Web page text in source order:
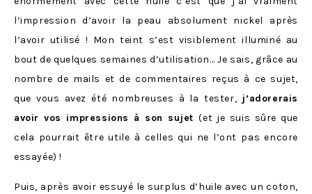
l’impression d’avoir la peau absolument nickel après
l’avoir utilisé ! Mon teint s’est visiblement illuminé au
bout de quelques semaines d’utilisation… Je sais, grâce au
nombre de mails et de commentaires reçus à ce sujet,
que vous avez été nombreuses à la tester, j’adorerais
avoir vos impressions à son sujet(et je suis sûre que
cela pourrait être utile à celles qui ne l’ont pas encore
essayée) !
Puis, après avoir essuyé le surplus d’huile avec un coton,